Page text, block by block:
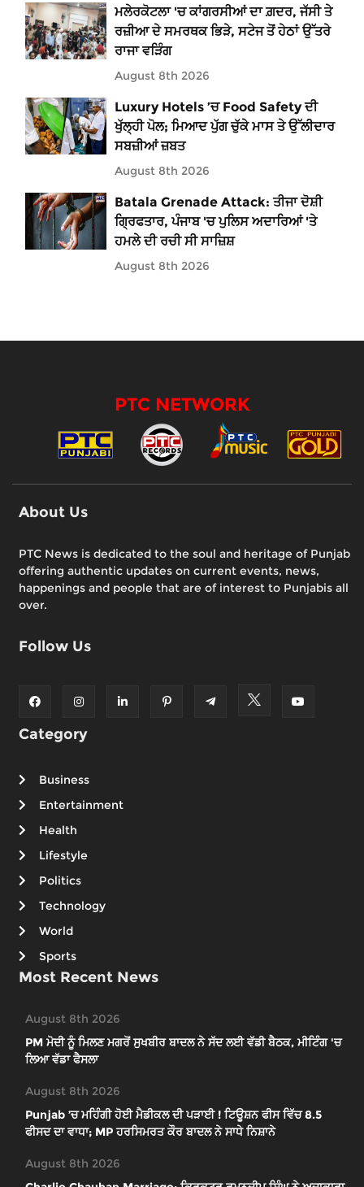
ਮਲੇਰਕੋਟਲਾ 'ਚ ਕਾਂਗਰਸੀਆਂ ਦਾ ਗ਼ਦਰ, ਜੱਸੀ ਤੇ
ਰਜ਼ੀਆ ਦੇ ਸਮਰਥਕ ਭਿੜੇ, ਸਟੇਜ ਤੋਂ ਹੇਠਾਂ ਉੱਤਰੇ
ਰਾਜਾ ਵੜਿੰਗ
August 8th 2026
Luxury Hotels ’ਚ Food Safety ਦੀ
ਖੁੱਲ੍ਹੀ ਪੋਲ; ਮਿਆਦ ਪੁੱਗ ਚੁੱਕੇ ਮਾਸ ਤੇ ਉੱਲੀਦਾਰ
ਸਬਜ਼ੀਆਂ ਜ਼ਬਤ
August 8th 2026
Batala Grenade Attack: ਤੀਜਾ ਦੋਸ਼ੀ
ਗ੍ਰਿਫਤਾਰ, ਪੰਜਾਬ 'ਚ ਪੁਲਿਸ ਅਦਾਰਿਆਂ 'ਤੇ
ਹਮਲੇ ਦੀ ਰਚੀ ਸੀ ਸਾਜ਼ਿਸ਼
August 8th 2026
PTC NETWORK
About Us
PTC News is dedicated to the soul and heritage of Punjab
offering authentic updates on current events, news,
happenings and people that are of interest to Punjabis all
over.
Follow Us
Category
Business
Entertainment
Health
Lifestyle
Politics
Technology
World
Sports
Most Recent News
August 8th 2026
PM ਮੋਦੀ ਨੂੰ ਮਿਲਣ ਮਗਰੋਂ ਸੁਖਬੀਰ ਬਾਦਲ ਨੇ ਸੱਦ ਲਈ ਵੱਡੀ ਬੈਠਕ, ਮੀਟਿੰਗ 'ਚ
ਲਿਆ ਵੱਡਾ ਫੈਸਲਾ
August 8th 2026
Punjab ’ਚ ਮਹਿੰਗੀ ਹੋਈ ਮੈਡੀਕਲ ਦੀ ਪੜਾਈ ! ਟਿਊਸ਼ਨ ਫੀਸ ਵਿੱਚ 8.5
ਫੀਸਦ ਦਾ ਵਾਧਾ; MP ਹਰਸਿਮਰਤ ਕੌਰ ਬਾਦਲ ਨੇ ਸਾਧੇ ਨਿਸ਼ਾਨੇ
August 8th 2026